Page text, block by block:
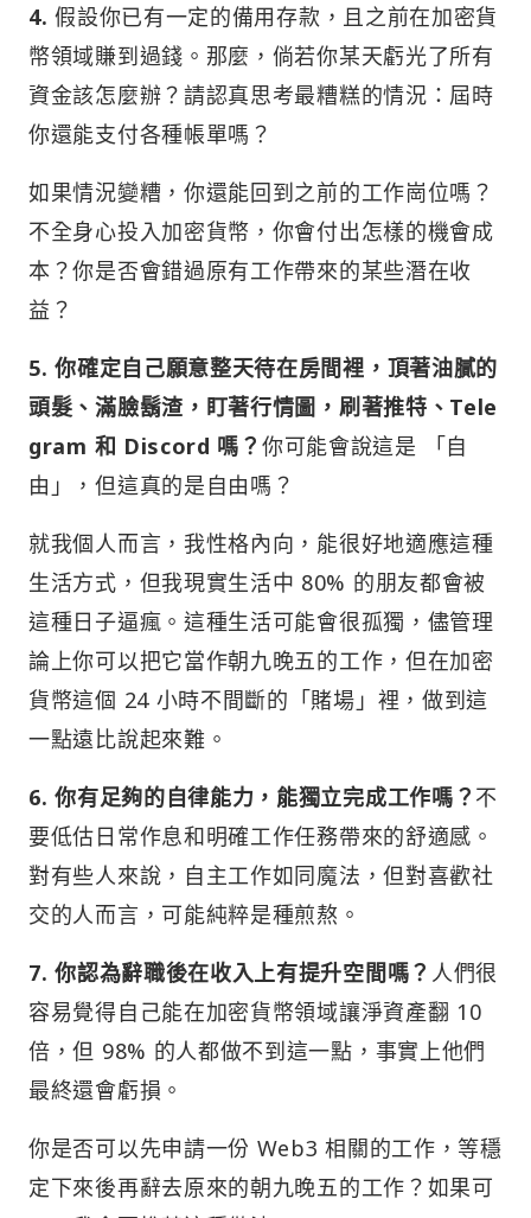
4.假設你已有一定的備用存款，且之前在加密貨
幣領域賺到過錢。那麼，倘若你某天虧光了所有
資金該怎麼辦？請認真思考最糟糕的情況：屆時
你還能支付各種帳單嗎？
如果情況變糟，你還能回到之前的工作崗位嗎？
不全身心投入加密貨幣，你會付出怎樣的機會成
本？你是否會錯過原有工作帶來的某些潛在收
益？
5. 你確定自己願意整天待在房間裡，頂著油膩的
頭髮、滿臉鬍渣，盯著行情圖，刷著推特、Tele
gram 和 Discord 嗎？ 你可能會說這是 「自
由」，但這真的是自由嗎？
就我個人而言，我性格內向，能很好地適應這種
生活方式，但我現實生活中 80% 的朋友都會被
這種日子逼瘋。這種生活可能會很孤獨，儘管理
論上你可以把它當作朝九晚五的工作，但在加密
貨幣這個 24 小時不間斷的「賭場」裡，做到這
一點遠比說起來難。
6. 你有足夠的自律能力，能獨立完成工作嗎？ 不
要低估日常作息和明確工作任務帶來的舒適感。
對有些人來說，自主工作如同魔法，但對喜歡社
交的人而言，可能純粹是種煎熬。
7. 你認為辭職後在收入上有提升空間嗎？ 人們很
容易覺得自己能在加密貨幣領域讓淨資產翻 10
倍，但 98% 的人都做不到這一點，事實上他們
最終還會虧損。
你是否可以先申請一份 Web3 相關的工作，等穩
定下來後再辭去原來的朝九晚五的工作？如果可